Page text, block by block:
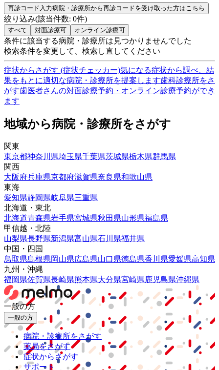
再診コード入力病院・診療所から再診コードを受け取った方はこちら
絞り込み(該当件数: 0件)
すべて 対面診療可 オンライン診療可
条件に該当する病院・診療所は見つかりませんでした
検索条件を変更して、検索し直してください
症状からさがす (症状チェッカー)気になる症状から調べ、結
果をもとに適切な病院・診療所を提案します歯科診療所をさ
がす歯医者さんの対面診療予約・オンライン診療予約ができ
ます
地域から病院・診療所をさがす
関東
東京都神奈川県埼玉県千葉県茨城県栃木県群馬県
関西
大阪府兵庫県京都府滋賀県奈良県和歌山県
東海
愛知県静岡県岐阜県三重県
北海道・東北
北海道青森県岩手県宮城県秋田県山形県福島県
甲信越・北陸
山梨県長野県新潟県富山県石川県福井県
中国・四国
鳥取県島根県岡山県広島県山口県徳島県香川県愛媛県高知県
九州・沖縄
福岡県佐賀県長崎県熊本県大分県宮崎県鹿児島県沖縄県
一般の方
一般の方
病院・診療所をさがす
薬局をさがす
症状からさがす
サポート